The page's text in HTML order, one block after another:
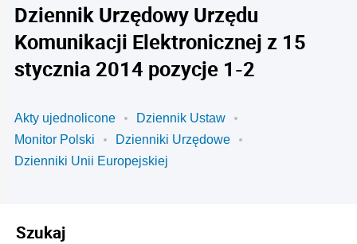
Dziennik Urzędowy Urzędu
Komunikacji Elektronicznej z 15
stycznia 2014 pozycje 1-2
Akty ujednolicone
Dziennik Ustaw
Monitor Polski
Dzienniki Urzędowe
Dzienniki Unii Europejskiej
Szukaj